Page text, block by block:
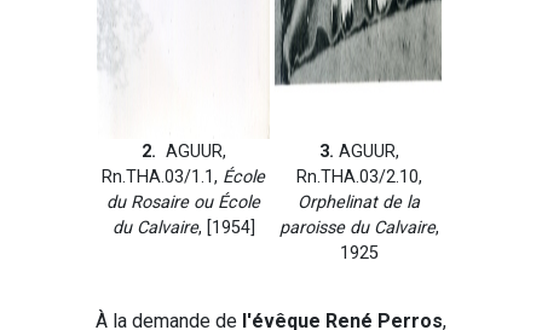
2. AGUUR,
Rn.THA.03/1.1, École
du Rosaire ou École
du Calvaire, [1954]
3. AGUUR,
Rn.THA.03/2.10,
Orphelinat de la
paroisse du Calvaire,
1925
À la demande de l'évêque René Perros,